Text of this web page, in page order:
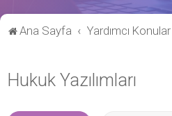
Ana Sayfa Yardımcı Konular
Hukuk Yazılımları